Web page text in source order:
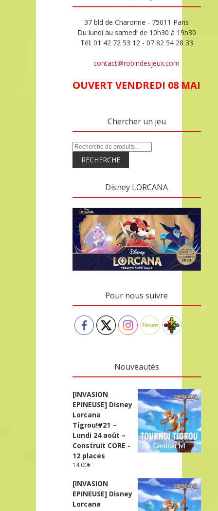
37 bld de Charonne - 75011 Paris
Du lundi au samedi de 10h30 à 19h30
Tél: 01 42 72 53 12 - 07 82 54 28 33
contact@robindesjeux.com
OUVERT VENDREDI 08 MAI
Chercher un jeu
RECHERCHE
Disney LORCANA
Pour nous suivre
Nouveautés
[INVASION
EPINEUSE] Disney
Lorcana
Tigrou!#21 –
Lundi 24 août –
Construit CORE -
12 places
14.00€
[INVASION
EPINEUSE] Disney
Lorcana